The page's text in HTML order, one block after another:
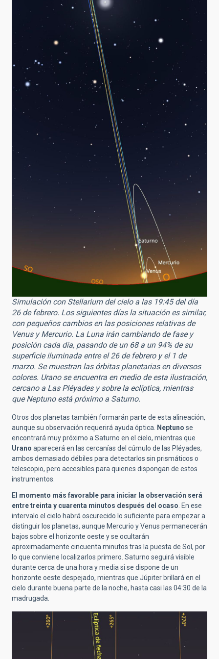
Simulación con Stellarium del cielo a las 19:45 del día
26 de febrero. Los siguientes días la situación es similar,
con pequeños cambios en las posiciones relativas de
Venus y Mercurio. La Luna irán cambiando de fase y
posición cada día, pasando de un 68 a un 94% de su
superficie iluminada entre el 26 de febrero y el 1 de
marzo. Se muestran las órbitas planetarias en diversos
colores. Urano se encuentra en medio de esta ilustración,
cercano a Las Pléyades y sobre la eclíptica, mientras
que Neptuno está próximo a Saturno.
Otros dos planetas también formarán parte de esta alineación,
aunque su observación requerirá ayuda óptica.
Neptuno se
encontrará muy próximo a Saturno en el cielo, mientras que
Urano aparecerá en las cercanías del cúmulo de las Pléyades,
ambos demasiado débiles para detectarlos sin prismáticos o
telescopio, pero accesibles para quienes dispongan de estos
instrumentos.
El momento más favorable para iniciar la observación será
entre treinta y cuarenta minutos después del ocaso . En ese
intervalo el cielo habrá oscurecido lo suficiente para empezar a
distinguir los planetas, aunque Mercurio y Venus permanecerán
bajos sobre el horizonte oeste y se ocultarán
aproximadamente cincuenta minutos tras la puesta de Sol, por
lo que conviene localizarlos primero. Saturno seguirá visible
durante cerca de una hora y media si se dispone de un
horizonte oeste despejado, mientras que Júpiter brillará en el
cielo durante buena parte de la noche, hasta casi las 04:30 de la
madrugada.